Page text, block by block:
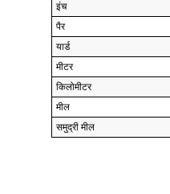
इंच
पैर
यार्ड
मीटर
किलोमीटर
मील
समुद्री मील